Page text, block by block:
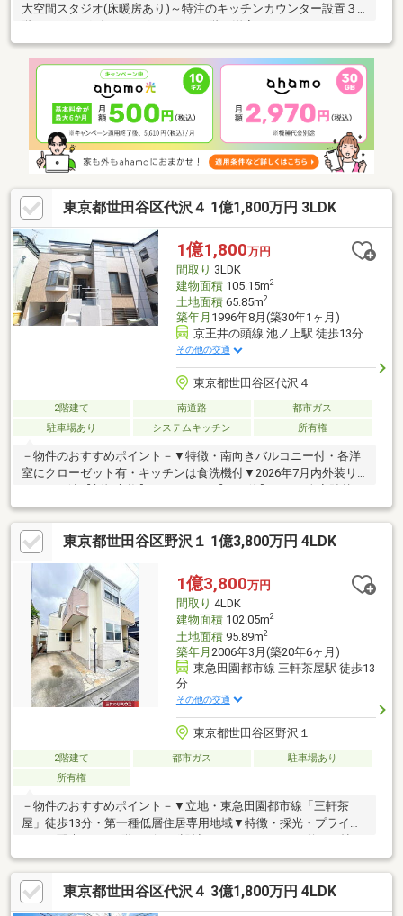
大空間スタジオ(床暖房あり)～特注のキッチンカウンター設置３
ービスルーム 屋上 ルーフバルコニー◆主な仕様・天井高約６ｍの
スタジオ～スタジオの広さは約４０畳～・スタジオ外部にグレー
チングのバルコニー設置(屋外スタジオとして利用可能)・スタジ
オ、リビングに床暖房を設置～暖気が循環するようシーリングフ
ァン設置～・吹き抜けのリビング～リビングに明るい空間が広が
ります～・壁面を珪藻土塗りした寝室～テラスに面した大きな窓
を設置～・見晴らしの良いルーフバルコニー
東京都世田谷区代沢４ 1億1,800万円 3LDK
1億1,800万円
間取り 3LDK
建物面積105.15m2
土地面積65.85m2
築年月 1996年8月(築30年1ヶ月)
京王井の頭線 池ノ上駅 徒歩13分
その他の交通
東京都世田谷区代沢４
2階建て 南道路
都市ガス
駐車場あり
システムキッチン 所有権
－物件のおすすめポイント－▼特徴・南向きバルコニー付・各洋
室にクローゼット有・キッチンは食洗機付▼2026年7月内外装リ
外装塗装 他※建物面積には地下室面積及び車庫面積を含む。内訳
は不明ですが、登記簿上、地下1階部分の面積は38.50平米。※建築
確認申請と異なる建物のため、特定行政庁より是正措置を命じら
れる可能性有。規定の建ぺい率・容積率をオーバーしており、再
建築で同規模の建築物は建築不可。■ ご希望の住まい探しをお手
伝いします ━━━━━・・・物件の詳細・ご相談はお気軽にお問
い合わせください。
東京都世田谷区野沢１ 1億3,800万円 4LDK
1億3,800万円
間取り 4LDK
建物面積102.05m2
土地面積95.89m2
築年月 2006年3月(築20年6ヶ月)
東急田園都市線 三軒茶屋駅 徒歩13
分
その他の交通
東京都世田谷区野沢１
2階建て 都市ガス
駐車場あり
所有権
－物件のおすすめポイント－▼立地・東急田園都市線「三軒茶
屋」徒歩13分・第一種低層住居専用地域▼特徴・採光・プライバ
お料理中もLDの様子を見守れる対面式キッチン・全居室6帖以上
の広さと収納スペースを確保・各階にトイレを配置・カースペー
ス1台分有(車種制限有)▼周辺環境・マルエツ中里店 徒歩8分(約
570m)・世田谷区立上馬公園 徒歩3分(約230m)・旭小学校 徒歩7分
東京都世田谷区代沢４ 3億1,800万円 4LDK